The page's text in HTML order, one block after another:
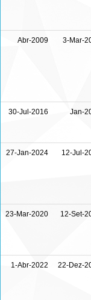
Abr-2009 3-Mar-
30-Jul-2016 Jan-
27-Jan-2024 12-Jul-
23-Mar-2020 12-Set-
1-Abr-2022 22-Dez-